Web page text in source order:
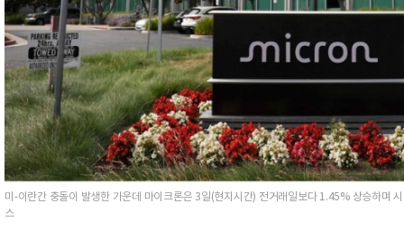
미-이란간 충돌이 발생한 가운데 마이크론은 3일(현지시간) 전거래일보다 1.45% 상승하며
스